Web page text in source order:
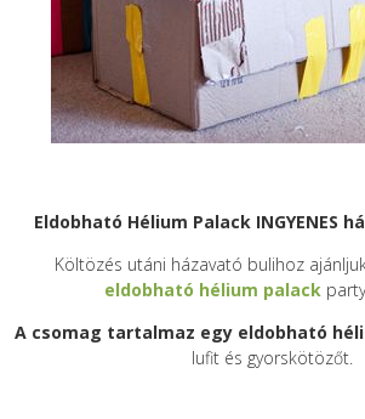
Eldobható Hélium Palack INGYENES
Költözés utáni házavató bulihoz
eldobható hélium palack
A csomag tartalmaz egy eldobható
lufit és gyorskötözőt.